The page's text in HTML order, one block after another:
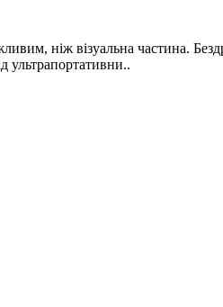
ніж візуальна частина.
ультрапортативни..